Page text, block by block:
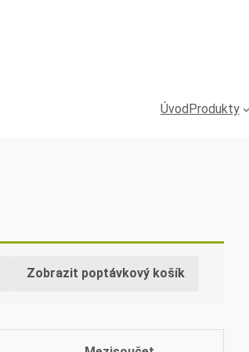
ÚvodProdukty
Zobrazit poptávkový košík